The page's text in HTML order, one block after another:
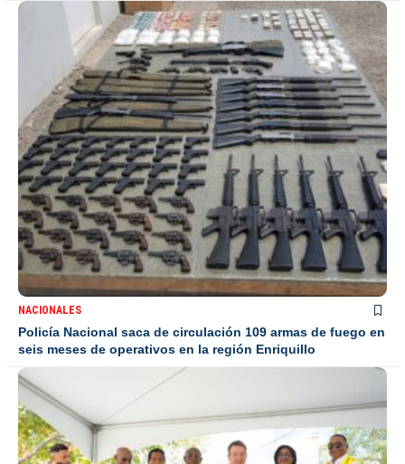
NACIONALES
Policía Nacional saca de circulación 109 armas de fuego en
seis meses de operativos en la región Enriquillo